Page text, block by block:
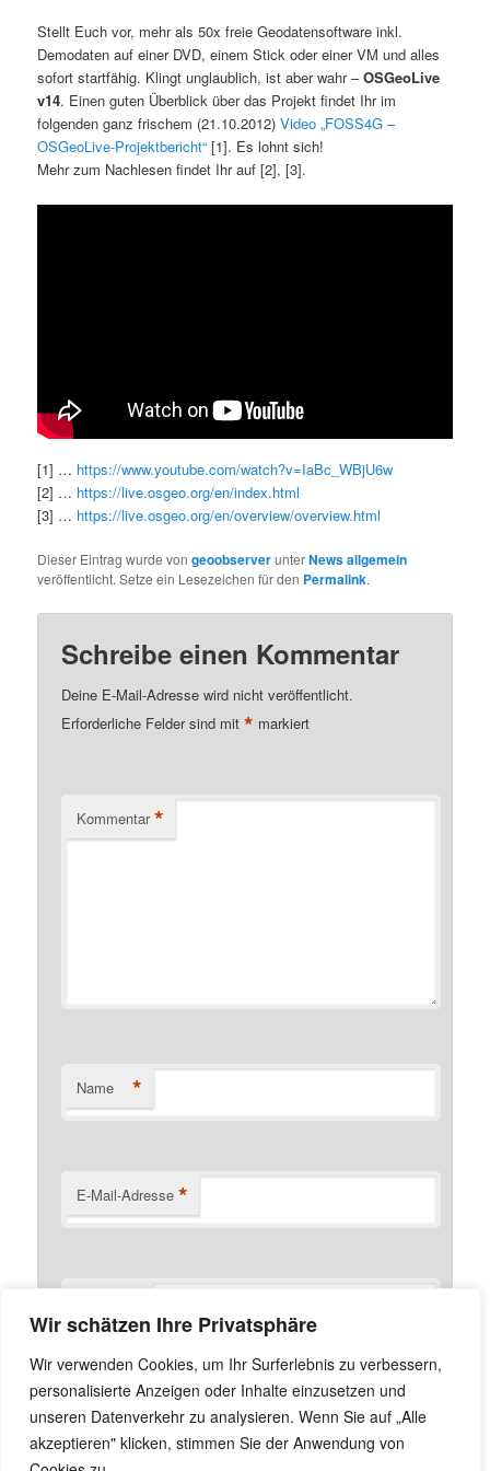
Wir schätzen Ihre Privatsphäre
Wir verwenden Cookies, um Ihr Surferlebnis zu verbessern,
personalisierte Anzeigen oder Inhalte einzusetzen und
unseren Datenverkehr zu analysieren. Wenn Sie auf „Alle
akzeptieren" klicken, stimmen Sie der Anwendung von
Stellt Euch vor, mehr als 50x freie Geodatensoftware inkl.
Demodaten auf einer DVD, einem Stick oder einer VM und alles
sofort startfähig. Klingt unglaublich, ist aber wahr –OSGeoLive
v14. Einen guten Überblick über das Projekt findet Ihr im
folgenden ganz frischem (21.10.2012)Video „FOSS4G –
OSGeoLive-Projektbericht“ [1]. Es lohnt sich!
Mehr zum Nachlesen findet Ihr auf [2], [3].
[1] … https://www.youtube.com/watch?v=IaBc_WBjU6w
[2] … https://live.osgeo.org/en/index.html
[3] … https://live.osgeo.org/en/overview/overview.html
Dieser Eintrag wurde vongeoobserverunterNews allgemein
veröffentlicht. Setze ein Lesezeichen für den Permalink.
Schreibe einen Kommentar
Deine E-Mail-Adresse wird nicht veröffentlicht.
Erforderliche Felder sind mit* markiert
Kommentar *
Name *
E-Mail-Adresse *
Name, E-Mail-Adresse und Website in diesem Browser
für meinen nächsten Kommentar speichern.